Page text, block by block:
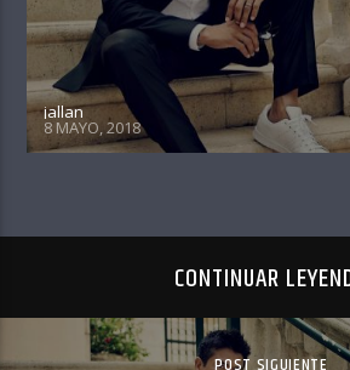
jallan
8 MAYO, 2018
CONTINUAR